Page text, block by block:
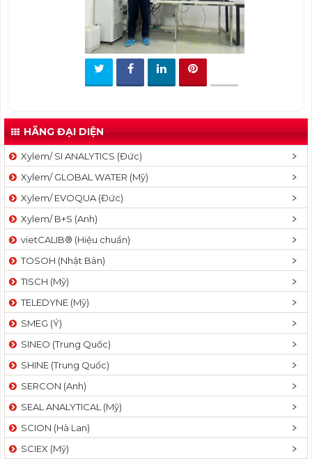
HÃNG ĐẠI DIỆN
Xylem/ SI ANALYTICS (Đức)
Xylem/ GLOBAL WATER (Mỹ)
Xylem/ EVOQUA (Đức)
Xylem/ B+S (Anh)
vietCALIB® (Hiệu chuẩn)
TOSOH (Nhật Bản)
TISCH (Mỹ)
TELEDYNE (Mỹ)
SMEG (Ý)
SINEO (Trung Quốc)
SHINE (Trung Quốc)
SERCON (Anh)
SEAL ANALYTICAL (Mỹ)
SCION (Hà Lan)
SCIEX (Mỹ)